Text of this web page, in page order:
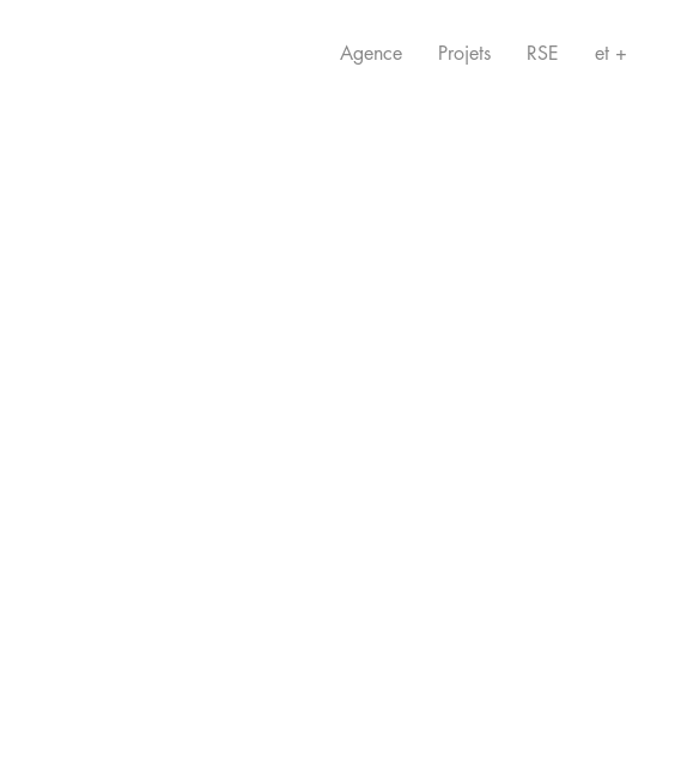
Agence Projets RSE et +